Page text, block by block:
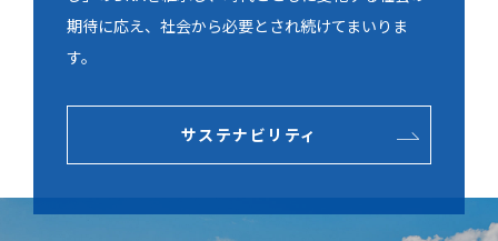
期待に応え、社会から必要とされ続けてまいりま
す。
サステナビリティ